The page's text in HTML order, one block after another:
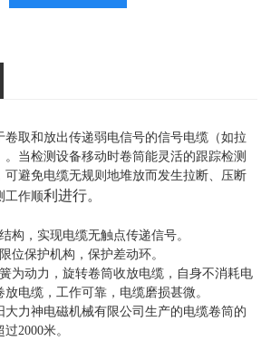
卷取和放出传递弱电信号的信号电缆（如拉
。当检测设备移动时卷筒能灵活的跟踪检测
可避免电缆无规则地堆放而发生拉断、压断
工作顺利进行。
构，实现电缆无触点传递信号。
位保护机构，保护差动环。
簧为动力，旋转卷筒收放电缆，自身不消耗电
电缆，工作可靠，电缆磨损甚微。
大力神电磁机械有限公司生产的电缆卷筒的
2000米。